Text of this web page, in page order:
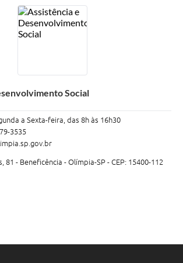
Social
a Sexta-feira, das 8h às 16h30
3535
81 - Beneficência - Olímpia-SP - CEP: 15400-112